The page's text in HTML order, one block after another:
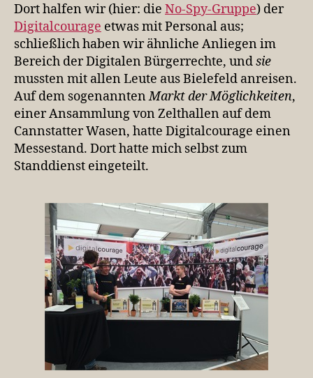
Dort halfen wir (hier: die No-Spy-Gruppe) der
Digitalcourage etwas mit Personal aus;
schließlich haben wir ähnliche Anliegen im
Bereich der Digitalen Bürgerrechte, undsie
mussten mit allen Leute aus Bielefeld anreisen.
Auf dem sogenanntenMarkt der Möglichkeiten,
einer Ansammlung von Zelthallen auf dem
Cannstatter Wasen, hatte Digitalcourage einen
Messestand. Dort hatte mich selbst zum
Standdienst eingeteilt.